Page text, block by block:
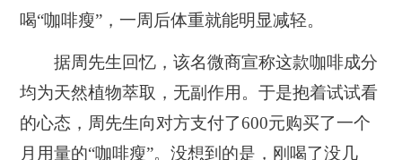
喝“咖啡瘦”，一周后体重就能明显减轻。
据周先生回忆，该名微商宣称这款咖啡成分
均为天然植物萃取，无副作用。于是抱着试试看
的心态，周先生向对方支付了600元购买了一个
月用量的“咖啡瘦”。没想到的是，刚喝了没几